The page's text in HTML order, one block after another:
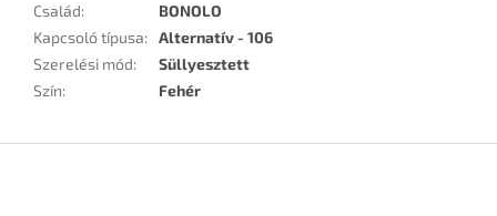
Család:
BONOLO
Kapcsoló típusa: Alternatív - 106
Szerelési mód:
Süllyesztett
Szín: Fehér